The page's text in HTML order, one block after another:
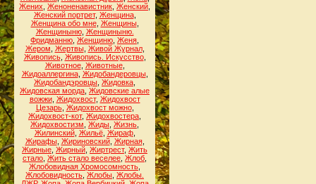
Жених Женоненавистник Женский
Женский портрет, Женщина,
Женщина обо мне, Женщины,
Женщиныню, Женщиныню.
Фридманню Женщиню Женя
Жером Жертвы, Живой Журнал,
Живопись, Живопись. Искусство,
Животное, Животные,
Жидоаллергина, Жидобандеровцы,
Жидобандэровцы Жидовка
Жидовская морда Жидовские алые
вожжи, Жидохвост, Жидохвост
Цезарь, Жидохвост можно,
Жидохвост-кот, Жидохвостера
Жидохвостизм Жиды Жизнь
Жилинский, Жильё, Жираф,
Жирафы, Жириновский, Жирная,
Жирные Жирный Жиртрест, Жить
стало Жить стало веселее Жлоб
Жлобовидная Хромосомность
Жлобовидность Жлобы Жлобы.